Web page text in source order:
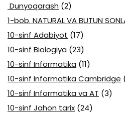
Dunyoqarash (2)
1-bob. NATURAL VA BUTUN
10-sinf Adabiyot (17)
10-sinf Biologiya (23)
10-sinf Informatika (11)
10-sinf Informatika Cambridge
10-sinf Informatika va AT (3)
10-sinf Jahon tarix (24)